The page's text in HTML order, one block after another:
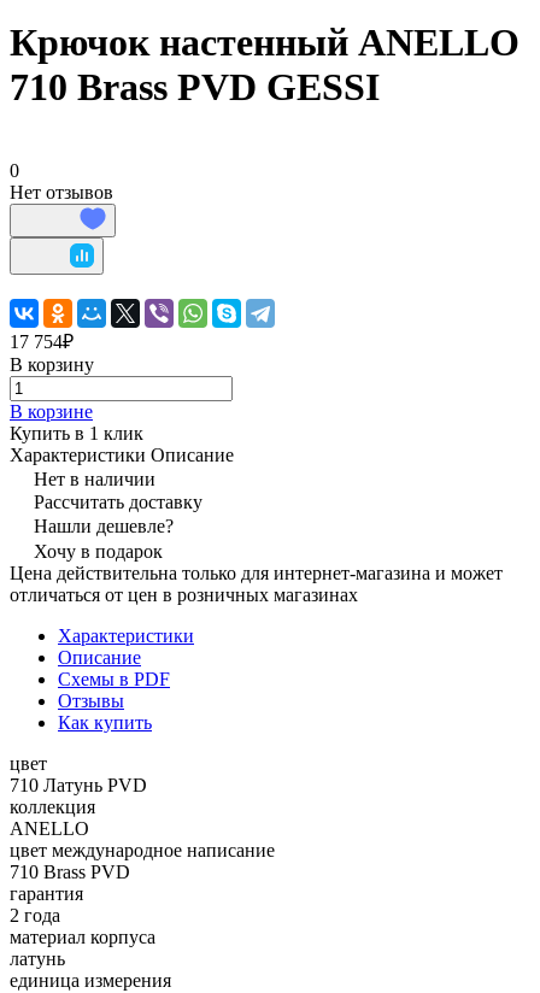
Крючок настенный ANELLO
710 Brass PVD GESSI
0
Нет отзывов
17 754₽
В корзину
В корзине
Купить в 1 клик
Характеристики Описание
Нет в наличии
Рассчитать доставку
Нашли дешевле?
Хочу в подарок
Цена действительна только для интернет-магазина и может
отличаться от цен в розничных магазинах
Характеристики
Описание
Схемы в PDF
Отзывы
Как купить
цвет
710 Латунь PVD
коллекция
ANELLO
цвет международное написание
710 Brass PVD
гарантия
2 года
материал корпуса
латунь
единица измерения